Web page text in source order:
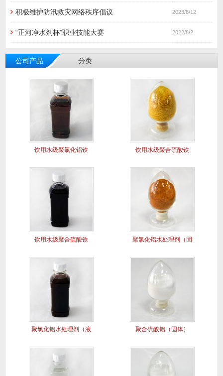
积极维护防汛救灾网络秩序倡议 2023/8/12
“正河净水剂杯”职业技能大赛 2022/8/2
公司产品 分类
饮用水级聚氯化铝铁 饮用水级聚合硫酸铁
饮用水级聚合硫酸铁 聚氯化铝水处理剂（固
聚氯化铝水处理剂（液 聚合硫酸铝（固体）